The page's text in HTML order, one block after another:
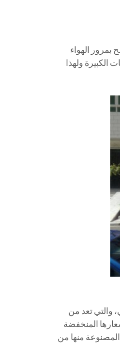
بمرور الهواء
الكبيرة ولهذا
والتي تعد من
المنخفضة
منها من